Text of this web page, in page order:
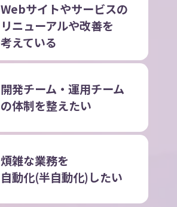
Webサイトやサービスの
リニューアルや改善を
考えている
開発チーム・運用チーム
の体制を整えたい
煩雑な業務を
自動化(半自動化)したい